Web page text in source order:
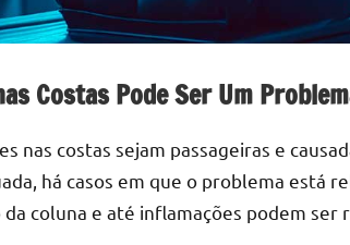
Costas Pode Ser Um
nas costas sejam passageiras e
há casos em que o problema está
da coluna e até inflamações podem